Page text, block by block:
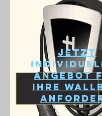
Jetzt
Angebot
ihre